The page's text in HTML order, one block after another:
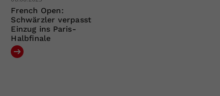
French Open:
Schwärzler verpasst
Einzug ins Paris-
Halbfinale